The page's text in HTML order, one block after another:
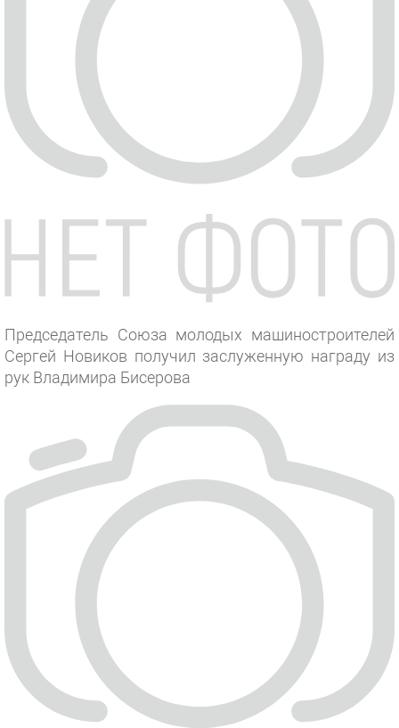
Председатель Союза молодых машиностроителей
Сергей Новиков получил заслуженную награду из
рук Владимира Бисерова